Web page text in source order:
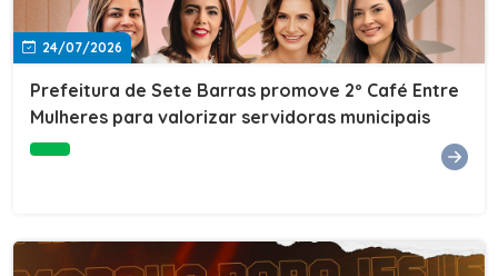
24/07/2026
Prefeitura de Sete Barras promove 2º Café Entre
Mulheres para valorizar servidoras municipais